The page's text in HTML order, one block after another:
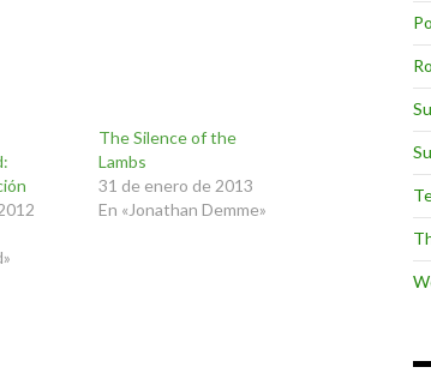
The Silence of the
Lambs
31 de enero de 2013
En «Jonathan Demme»